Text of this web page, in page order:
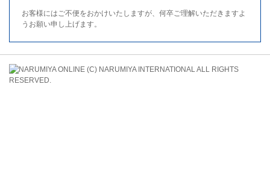
お客様にはご不便をおかけいたしますが、何卒ご理解いただきますよ
うお願い申し上げます。